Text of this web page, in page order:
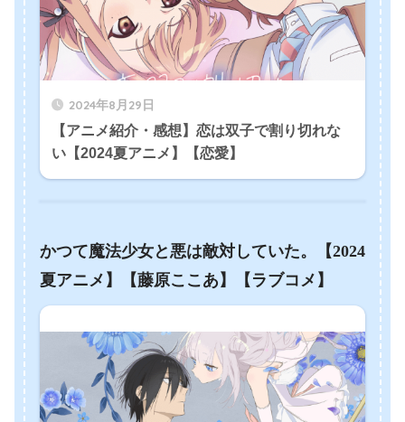
2024年8月29日
【アニメ紹介・感想】恋は双子で割り切れな
い【2024夏アニメ】【恋愛】
かつて魔法少女と悪は敵対していた。【2024
夏アニメ】【藤原ここあ】【ラブコメ】